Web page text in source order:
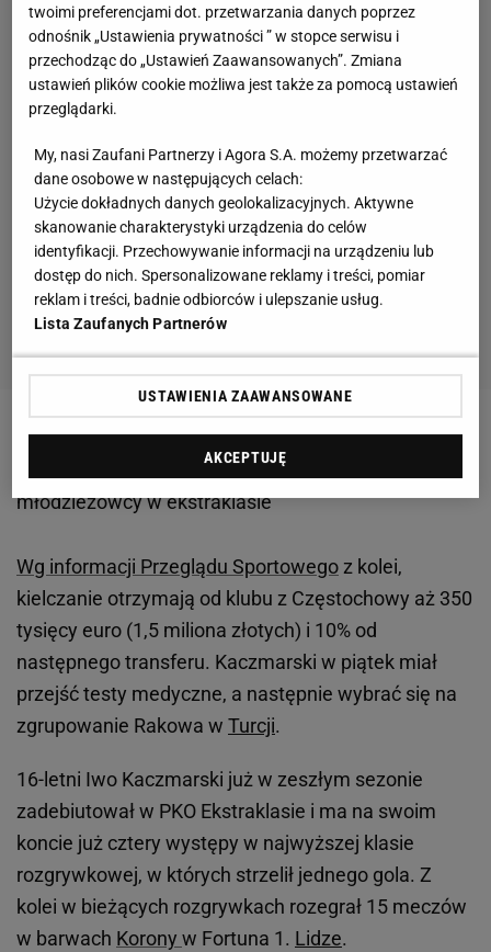
Zobacz wideoOdszedł z Legii i robi furorę. "Ma
decydujący wpływ na grę Śląska". Najlepsi
młodzieżowcy w ekstraklasie
Wg informacji Przeglądu Sportowegoz kolei,
kielczanie otrzymają od klubu z Częstochowy aż 350
tysięcy euro (1,5 miliona złotych) i 10% od
następnego transferu. Kaczmarski w piątek miał
przejść testy medyczne, a następnie wybrać się na
zgrupowanie Rakowa w Turcji.
16-letni Iwo Kaczmarski już w zeszłym sezonie
zadebiutował w PKO Ekstraklasie i ma na swoim
koncie już cztery występy w najwyższej klasie
rozgrywkowej, w których strzelił jednego gola. Z
kolei w bieżących rozgrywkach rozegrał 15 meczów
w barwach Korony w Fortuna 1. Lidze.
twoimi preferencjami dot. przetwarzania danych poprzez
odnośnik „Ustawienia prywatności ” w stopce serwisu i
przechodząc do „Ustawień Zaawansowanych”. Zmiana
ustawień plików cookie możliwa jest także za pomocą ustawień
przeglądarki.
My, nasi Zaufani Partnerzy i Agora S.A. możemy przetwarzać
dane osobowe w następujących celach:
Użycie dokładnych danych geolokalizacyjnych. Aktywne
skanowanie charakterystyki urządzenia do celów
identyfikacji. Przechowywanie informacji na urządzeniu lub
dostęp do nich. Spersonalizowane reklamy i treści, pomiar
reklam i treści, badnie odbiorców i ulepszanie usług.
Lista Zaufanych Partnerów
USTAWIENIA ZAAWANSOWANE
AKCEPTUJĘ